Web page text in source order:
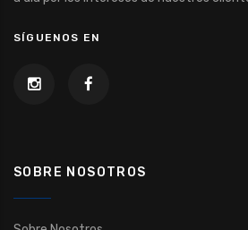
SÍGUENOS EN
SOBRE NOSOTROS